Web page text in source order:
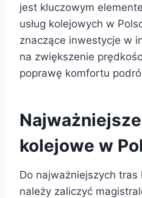
jest kluczowym
usług kolejowych w
znaczące inwestycje w
na zwiększenie
poprawę komfortu
kolejowe w
Do najważniejszych
należy zaliczyć